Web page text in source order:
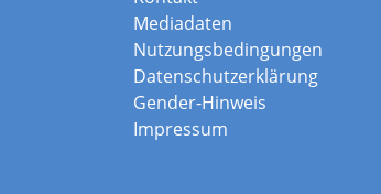
Mediadaten
Nutzungsbedingungen
Datenschutzerklärung
Gender-Hinweis
Impressum